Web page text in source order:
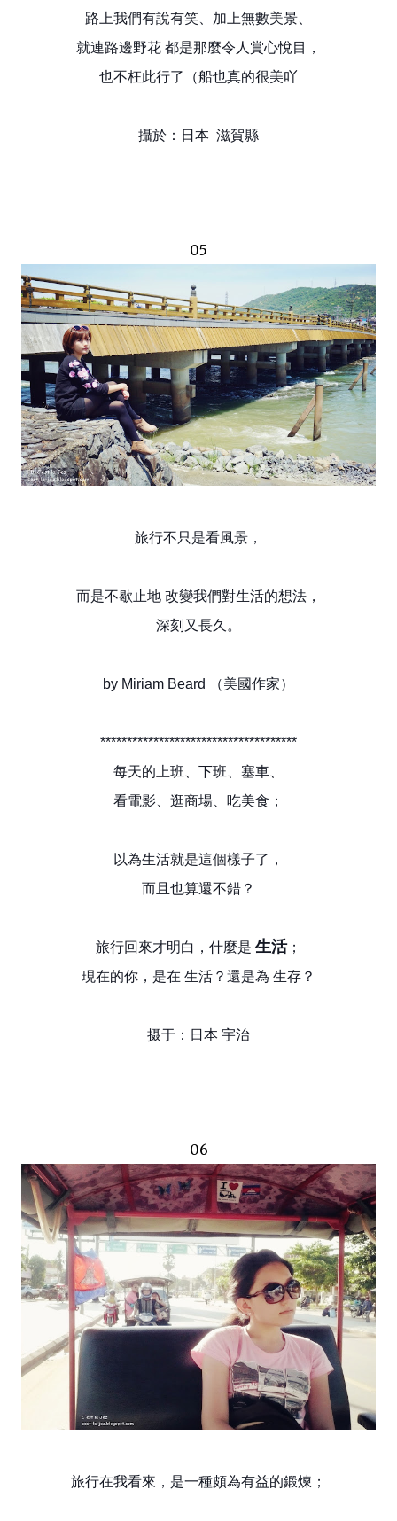
路上我們有說有笑、加上無數美景、
就連路邊野花 都是那麼令人賞心悅目，
也不枉此行了（船也真的很美吖
攝於：日本 滋賀縣
05
旅行不只是看風景，
而是不歇止地 改變我們對生活的想法，
深刻又長久。
by Miriam Beard （美國作家）
*************************************
每天的上班、下班、塞車、
看電影、逛商場、吃美食；
以為生活就是這個樣子了，
而且也算還不錯？
旅行回來才明白，什麼是 生活；
現在的你，是在 生活？還是為 生存？
摄于：日本 宇治
06
旅行在我看來，是一種頗為有益的鍛煉；